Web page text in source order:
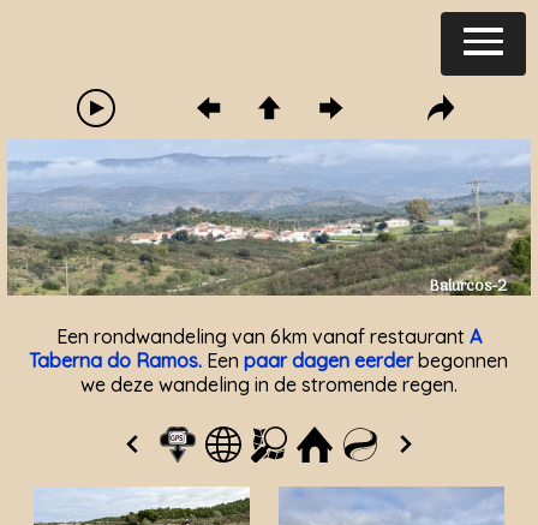
Balurcos-2
Een rondwandeling van 6km vanaf restaurant A
Taberna do Ramos. Eenpaar dagen eerder begonnen
we deze wandeling in de stromende regen.